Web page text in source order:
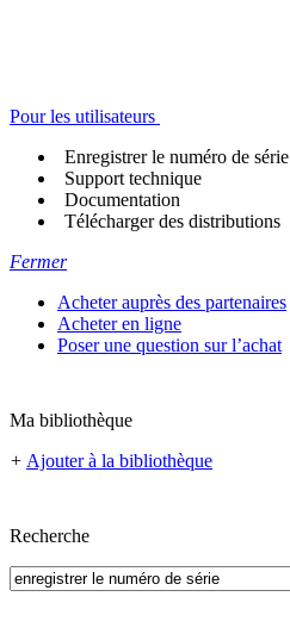
Pour les utilisateurs
Enregistrer le numéro de série
Support technique
Documentation
Télécharger des distributions
Fermer
Acheter auprès des partenaires
Acheter en ligne
Poser une question sur l’achat
Ma bibliothèque
+ Ajouter à la bibliothèque
Recherche